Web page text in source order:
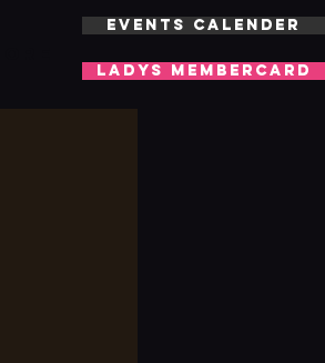
LADYS MEMBERCARD
EVENTS CALENDER